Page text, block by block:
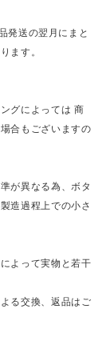
発送の翌月にまと
ます。
グによっては 商
合もございますの
が異なる為、ボタ
造過程上での小さ
よって実物と若干
る交換、返品はご